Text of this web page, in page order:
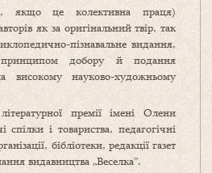
якщо це колективна праця)
як за оригінальний твір, так
пізнавальне видання,
добору й подання
високому науково-художньому
премії імені Олени
спілки і товариства, педагогічні
бібліотеки, редакції газет
видавництва „Веселка”.